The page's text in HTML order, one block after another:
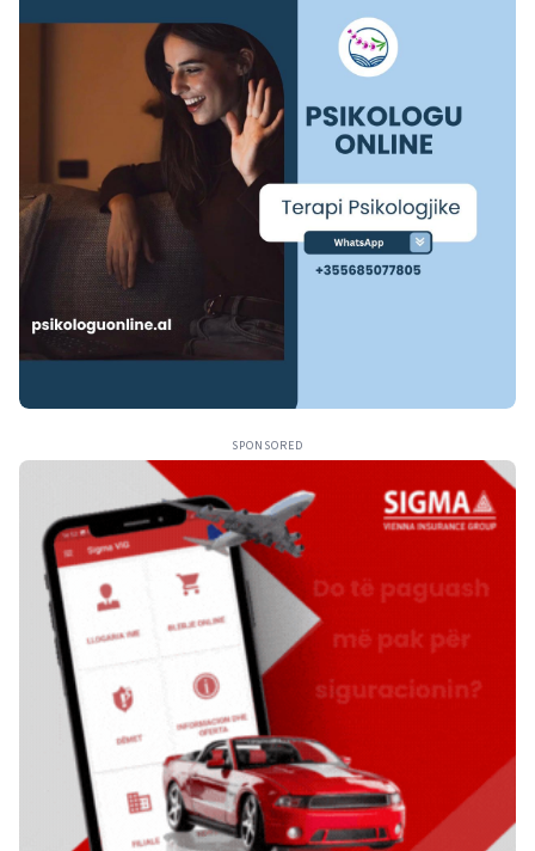
SPONSORED